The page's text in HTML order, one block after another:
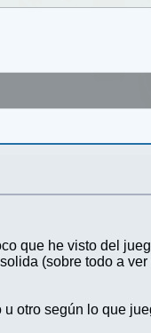
que he visto del
(sobre todo a
otro según lo que